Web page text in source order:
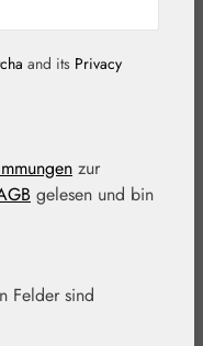
and its Privacy
zur
gelesen und bin
Felder sind